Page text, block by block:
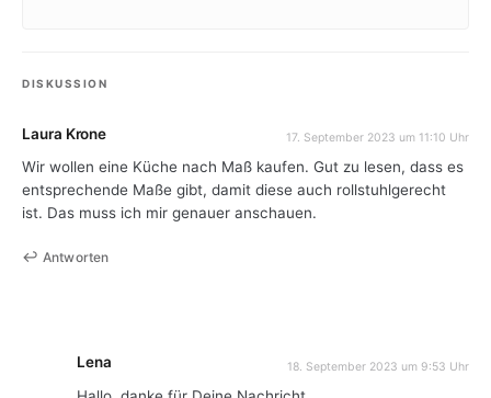
DISKUSSION
Laura Krone 17. September 2023 um 11:10 Uhr
Wir wollen eine Küche nach Maß kaufen. Gut zu lesen, dass es
entsprechende Maße gibt, damit diese auch rollstuhlgerecht
ist. Das muss ich mir genauer anschauen.
Antworten
Lena 18. September 2023 um 9:53 Uhr